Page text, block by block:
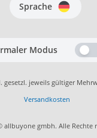
Sprache
Modus
gesetzl. jeweils gültiger
Versandkosten
allbuyone gmbh. Alle Rechte